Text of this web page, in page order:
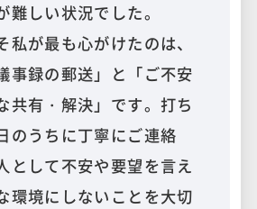
難しい状況でした。
私が最も心がけたのは、
事録の郵送」と「ご不安
共有・解決」です。打ち
のうちに丁寧にご連絡
として不安や要望を言え
環境にしないことを大切